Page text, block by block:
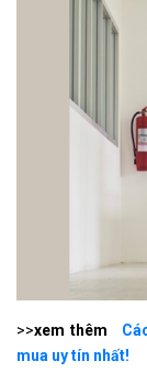
>>xem thêm
mua uy tín nhất!